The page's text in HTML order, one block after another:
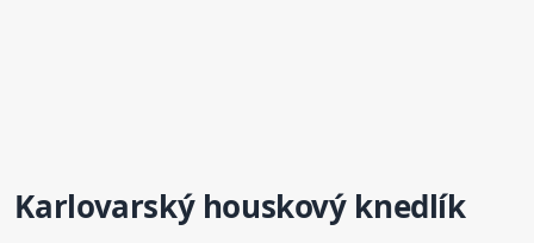
Karlovarský houskový knedlík